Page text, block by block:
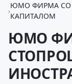
ЮМО ФИРМА СО
КАПИТАЛОМ
ЮМО